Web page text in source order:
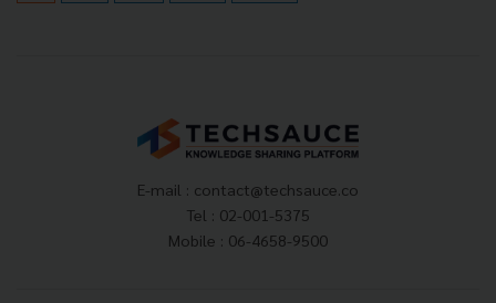
E-mail : contact@techsauce.co
Tel : 02-001-5375
Mobile : 06-4658-9500